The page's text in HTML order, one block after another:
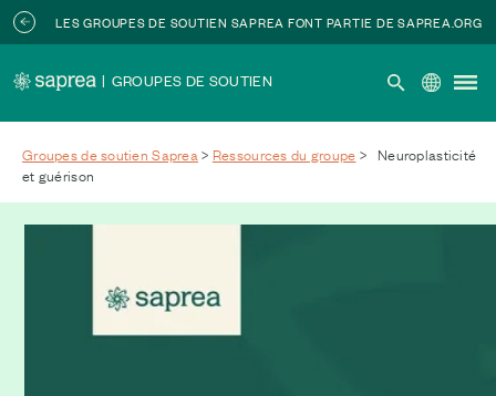
Skip to main content
LES GROUPES DE SOUTIEN SAPREA FONT PARTIE DE SAPREA.ORG
| GROUPES DE SOUTIEN
Groupes de soutien Saprea> Ressources du groupe > Neuroplasticité
et guérison